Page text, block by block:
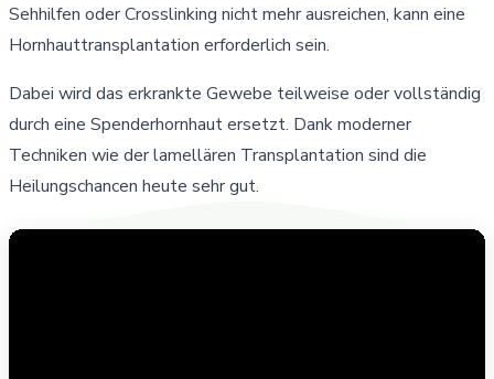
Sehhilfen oder Crosslinking nicht mehr ausreichen, kann eine
Hornhauttransplantation erforderlich sein.
Dabei wird das erkrankte Gewebe teilweise oder vollständig
durch eine Spenderhornhaut ersetzt. Dank moderner
Techniken wie der lamellären Transplantation sind die
Heilungschancen heute sehr gut.